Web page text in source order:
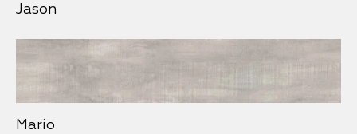
Jason
Mario